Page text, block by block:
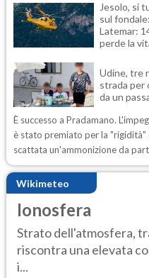
Jesolo, si
sul
Latemar:
perde la
Udine, tre
strada per
da un
È successo a Pradamano.
è stato premiato per la
scattata un'ammonizione da
Wikimeteo
Ionosfera
Strato dell'atmosfera,
riscontra una elevata
i...